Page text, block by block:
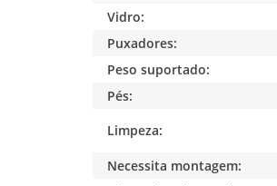
Vidro:
Puxadores:
Peso suportado:
Pés:
Limpeza:
Necessita montagem: